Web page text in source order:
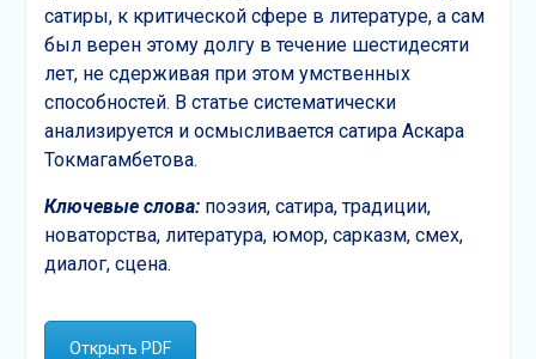
сатиры, к критической сфере в литературе, а сам
был верен этому долгу в течение шестидесяти
лет, не сдерживая при этом умственных
способностей. В статье систематически
анализируется и осмысливается сатира Аскара
Токмагамбетова.
Ключевые слова: поэзия, сатира, традиции,
новаторства, литература, юмор, сарказм, смех,
диалог, сцена.
Открыть PDF